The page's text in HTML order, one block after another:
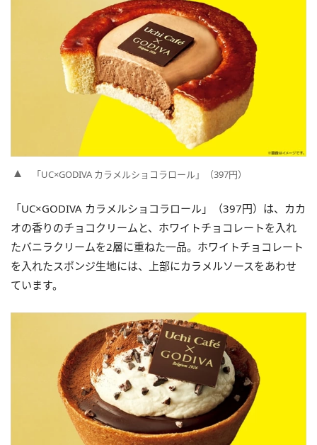
「UC×GODIVA カラメルショコラロール」（397円）
「UC×GODIVA カラメルショコラロール」（397円）は、カカ
オの香りのチョコクリームと、ホワイトチョコレートを入れ
たバニラクリームを2層に重ねた一品。ホワイトチョコレート
を入れたスポンジ生地には、上部にカラメルソースをあわせ
ています。